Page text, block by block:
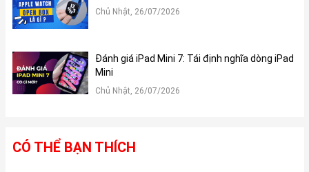
Chủ Nhật, 26/07/2026
Đánh giá iPad Mini 7: Tái định nghĩa dòng iPad
Mini
Chủ Nhật, 26/07/2026
CÓ THỂ BẠN THÍCH